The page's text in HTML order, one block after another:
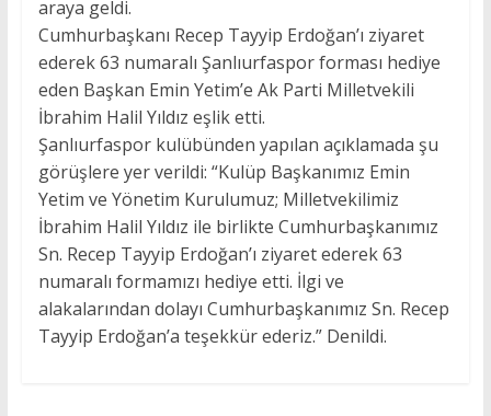
araya geldi.
Cumhurbaşkanı Recep Tayyip Erdoğan’ı ziyaret
ederek 63 numaralı Şanlıurfaspor forması hediye
eden Başkan Emin Yetim’e Ak Parti Milletvekili
İbrahim Halil Yıldız eşlik etti.
Şanlıurfaspor kulübünden yapılan açıklamada şu
görüşlere yer verildi: “Kulüp Başkanımız Emin
Yetim ve Yönetim Kurulumuz; Milletvekilimiz
İbrahim Halil Yıldız ile birlikte Cumhurbaşkanımız
Sn. Recep Tayyip Erdoğan’ı ziyaret ederek 63
numaralı formamızı hediye etti. İlgi ve
alakalarından dolayı Cumhurbaşkanımız Sn. Recep
Tayyip Erdoğan’a teşekkür ederiz.” Denildi.